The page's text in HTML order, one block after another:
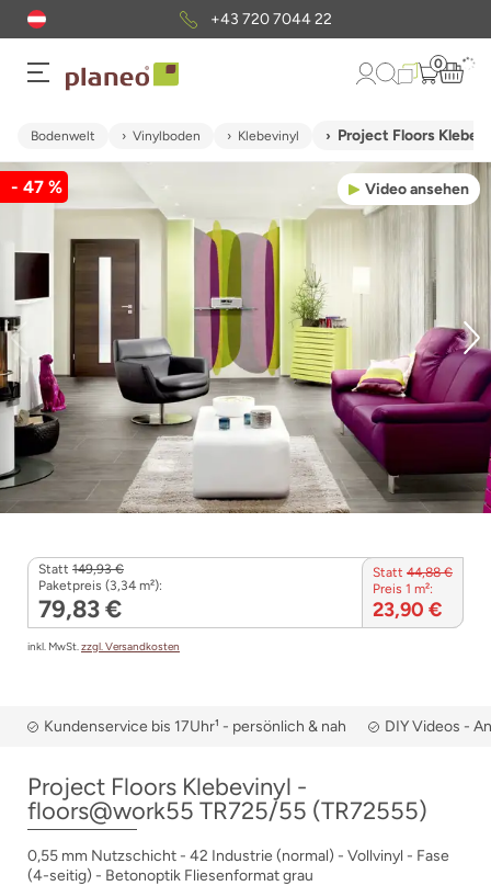
+43 720 7044 22
0
Bodenwelt Vinylboden Klebevinyl Project Floors
Video ansehen
- 47 %
Statt 149,93 €
Paketpreis (3,34 m²):
79,83 €
Statt 44,88 €
Preis 1 m²:
23,90 €
inkl. MwSt.zzgl. Versandkosten
Kundenservice bis 17Uhr¹ - persönlich & nah DIY Videos -
Project Floors Klebevinyl -
floors@work55 TR725/55 (TR72555)
0,55 mm Nutzschicht - 42 Industrie (normal) - Vollvinyl - Fase
(4-seitig) - Betonoptik Fliesenformat grau